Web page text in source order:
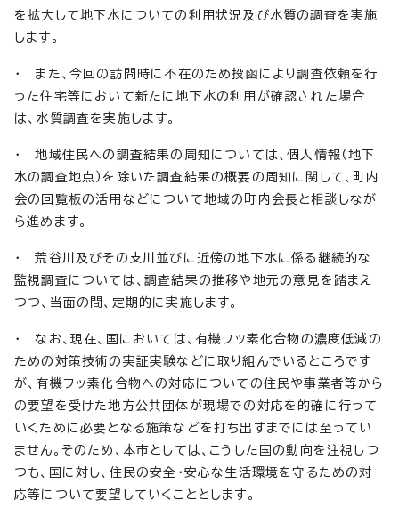
を拡大して地下水についての利用状況及び水質の調査を実施
します。
・ また、今回の訪問時に不在のため投函により調査依頼を行
った住宅等において新たに地下水の利用が確認された場合
は、水質調査を実施します。
・ 地域住民への調査結果の周知については、個人情報（地下
水の調査地点）を除いた調査結果の概要の周知に関して、町内
会の回覧板の活用などについて地域の町内会長と相談しなが
ら進めます。
・ 荒谷川及びその支川並びに近傍の地下水に係る継続的な
監視調査については、調査結果の推移や地元の意見を踏まえ
つつ、当面の間、定期的に実施します。
・ なお、現在、国においては、有機フッ素化合物の濃度低減の
ための対策技術の実証実験などに取り組んでいるところです
が、有機フッ素化合物への対応についての住民や事業者等から
の要望を受けた地方公共団体が現場での対応を的確に行って
いくために必要となる施策などを打ち出すまでには至ってい
ません。そのため、本市としては、こうした国の動向を注視しつ
つも、国に対し、住民の安全・安心な生活環境を守るための対
応等について要望していくこととします。